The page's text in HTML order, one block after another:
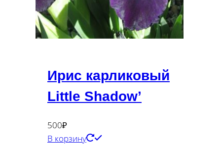
Ирис карликовый
Little Shadow’
500₽
В корзину